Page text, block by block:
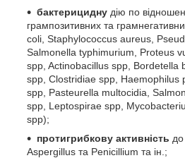
бактерицидну дію по
грампозитивних та
сoli, Staphylococcus aureus,
Salmonella typhimurium, Proteus
spp, Actinobacillus spp, Bordetella
spp, Clostridiae spp, Haemophilus
spp, Pasteurella multocidia,
spp, Leptospirae spp,
spp);
протигрибкову активність до
Aspergillus та Penicillium та ін.;